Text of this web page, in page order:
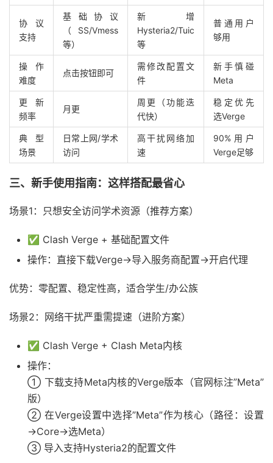
协议
支持
基础协议
（SS/Vmess
等）
新增
Hysteria2/Tuic
等
普通用户
够用
操作
难度
点击按钮即可
需修改配置文
件
新手慎碰
Meta
更新
频率
月更
周更（功能迭
代快）
稳定优先
选Verge
典型
场景
日常上网/学术
访问
高干扰网络加
速
90%用户
Verge足够
三、新手使用指南：这样搭配最省心
场景1：只想安全访问学术资源（推荐方案）
✅ Clash Verge + 基础配置文件
操作：直接下载Verge→导入服务商配置→开启代理
优势：零配置、稳定性高，适合学生/办公族
场景2：网络干扰严重需提速（进阶方案）
✅ Clash Verge + Clash Meta内核
操作：
① 下载支持Meta内核的Verge版本（官网标注”Meta”
版）
② 在Verge设置中选择”Meta”作为核心（路径：设置
→Core→选Meta）
③ 导入支持Hysteria2的配置文件